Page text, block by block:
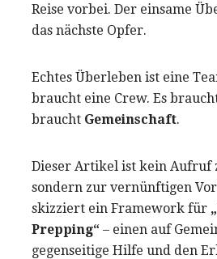
Reise vorbei. Der einsame
das nächste Opfer.
Echtes Überleben ist eine
braucht eine Crew. Es
braucht Gemeinschaft.
Dieser Artikel ist kein Aufruf
sondern zur vernünftigen
skizziert ein Framework für
Prepping“ – einen auf
gegenseitige Hilfe und den